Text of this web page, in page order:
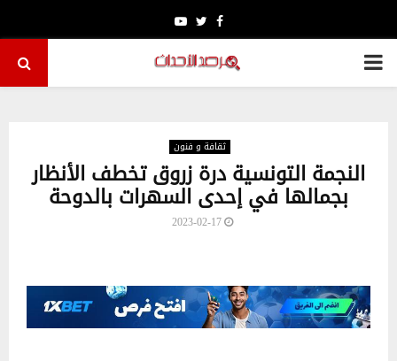
Facebook
Twitter
Youtube
PRIMARY
ثقافة و فنون
النجمة التونسية درة زروق تخطف الأنظار
بجمالها في إحدى السهرات بالدوحة
2023-02-17